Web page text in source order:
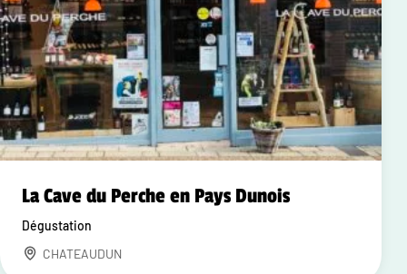
La Cave du Perche en Pays Dunois
Dégustation
CHATEAUDUN